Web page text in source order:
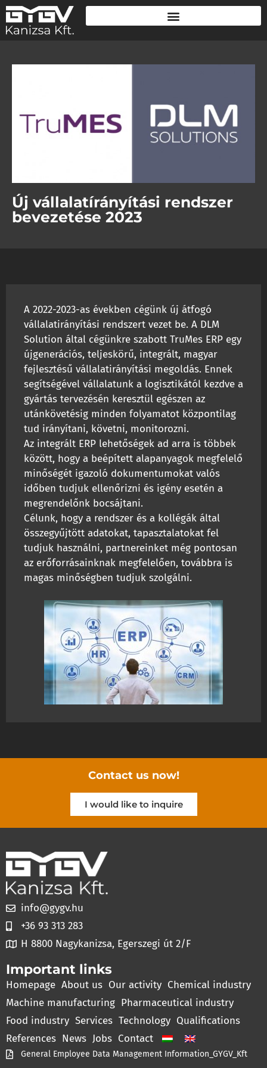
Új vállalatírányítási rendszer
bevezetése 2023
A 2022-2023-as években cégünk új átfogó
vállalatirányítási rendszert vezet be. A DLM
Solution által cégünkre szabott TruMes ERP egy
újgenerációs, teljeskörű, integrált, magyar
fejlesztésű vállalatirányítási megoldás. Ennek
segítségével vállalatunk a logisztikától kezdve a
gyártás tervezésén keresztül egészen az
utánkövetésig minden folyamatot központilag
tud irányítani, követni, monitorozni.
Az integrált ERP lehetőségek ad arra is többek
között, hogy a beépített alapanyagok megfelelő
minőségét igazoló dokumentumokat valós
időben tudjuk ellenőrizni és igény esetén a
megrendelőnk bocsájtani.
Célunk, hogy a rendszer és a kollégák által
összegyűjtött adatokat, tapasztalatokat fel
tudjuk használni, partnereinket még pontosan
az erőforrásainknak megfelelően, továbbra is
magas minőségben tudjuk szolgálni.
Contact us now!
I would like to inquire
info@gygv.hu
+36 93 313 283
H 8800 Nagykanizsa, Egerszegi út 2/F
Important links
Homepage About us Our activity Chemical industry
Machine manufacturing Pharmaceutical industry
Food industry Services Technology Qualifications
References News Jobs Contact
General Employee Data Management Information_GYGV_Kft